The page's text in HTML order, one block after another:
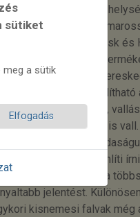
sütiket
a sütik
Elfogadás
nevezett
Ezek közül
jelleget őrző, míg Visk
ezek a magyarok a
párhuzamba
„jó erkölcsüket”,
hiányáról is
hogy
érthetett, megemlíti
a tulajdonságok a
jelentést.
kisnemesi falvak